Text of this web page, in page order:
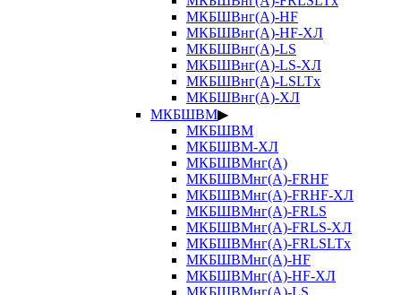
МКБШВнг(А)-HF
МКБШВнг(А)-HF-ХЛ
МКБШВнг(А)-LS
МКБШВнг(А)-LS-ХЛ
МКБШВнг(А)-LSLTx
МКБШВнг(А)-ХЛ
МКБШВМ▶
МКБШВМ
МКБШВМ-ХЛ
МКБШВМнг(А)
МКБШВМнг(А)-FRHF
МКБШВМнг(А)-FRHF-ХЛ
МКБШВМнг(А)-FRLS
МКБШВМнг(А)-FRLS-ХЛ
МКБШВМнг(А)-FRLSLTx
МКБШВМнг(А)-HF
МКБШВМнг(А)-HF-ХЛ
МКБШВМнг(А)-LS